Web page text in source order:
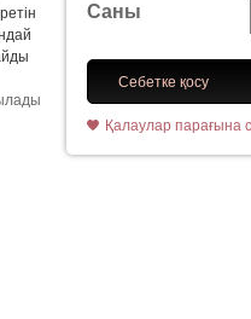
Саны
Себетке қосу
Қалаулар парағына